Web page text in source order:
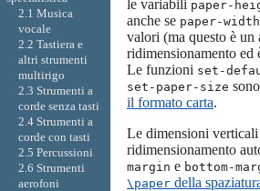
le variabili paper-
anche se paper-width
valori (ma questo è un
ridimensionamento ed
Le funzioni set-
set-paper-size
il formato carta.
Le dimensioni verticali
ridimensionamento
margin e bottom-
\paperdella
2.1 Musica
vocale
2.2 Tastiera e
altri strumenti
multirigo
2.3 Strumenti a
corde senza tasti
2.4 Strumenti a
corde con tasti
2.5 Percussioni
2.6 Strumenti
aerofoni